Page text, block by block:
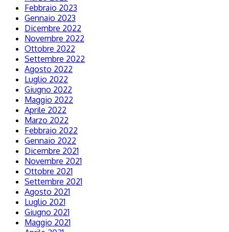
Febbraio 2023
Gennaio 2023
Dicembre 2022
Novembre 2022
Ottobre 2022
Settembre 2022
Agosto 2022
Luglio 2022
Giugno 2022
Maggio 2022
Aprile 2022
Marzo 2022
Febbraio 2022
Gennaio 2022
Dicembre 2021
Novembre 2021
Ottobre 2021
Settembre 2021
Agosto 2021
Luglio 2021
Giugno 2021
Maggio 2021